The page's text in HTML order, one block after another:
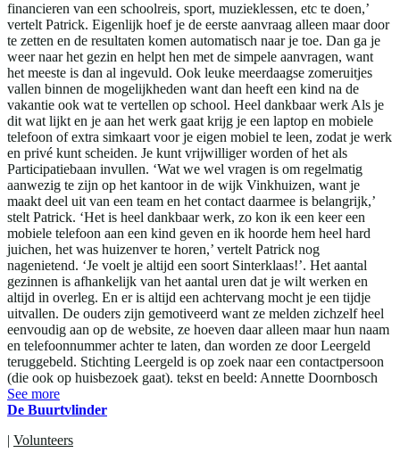
financieren van een schoolreis, sport, muzieklessen, etc te doen,’
vertelt Patrick. Eigenlijk hoef je de eerste aanvraag alleen maar door
te zetten en de resultaten komen automatisch naar je toe. Dan ga je
weer naar het gezin en helpt hen met de simpele aanvragen, want
het meeste is dan al ingevuld. Ook leuke meerdaagse zomeruitjes
vallen binnen de mogelijkheden want dan heeft een kind na de
vakantie ook wat te vertellen op school. Heel dankbaar werk Als je
dit wat lijkt en je aan het werk gaat krijg je een laptop en mobiele
telefoon of extra simkaart voor je eigen mobiel te leen, zodat je werk
en privé kunt scheiden. Je kunt vrijwilliger worden of het als
Participatiebaan invullen. ‘Wat we wel vragen is om regelmatig
aanwezig te zijn op het kantoor in de wijk Vinkhuizen, want je
maakt deel uit van een team en het contact daarmee is belangrijk,’
stelt Patrick. ‘Het is heel dankbaar werk, zo kon ik een keer een
mobiele telefoon aan een kind geven en ik hoorde hem heel hard
juichen, het was huizenver te horen,’ vertelt Patrick nog
nagenietend. ‘Je voelt je altijd een soort Sinterklaas!’. Het aantal
gezinnen is afhankelijk van het aantal uren dat je wilt werken en
altijd in overleg. En er is altijd een achtervang mocht je een tijdje
uitvallen. De ouders zijn gemotiveerd want ze melden zichzelf heel
eenvoudig aan op de website, ze hoeven daar alleen maar hun naam
en telefoonnummer achter te laten, dan worden ze door Leergeld
teruggebeld. Stichting Leergeld is op zoek naar een contactpersoon
(die ook op huisbezoek gaat). tekst en beeld: Annette Doornbosch
See more
De Buurtvlinder
| Volunteers